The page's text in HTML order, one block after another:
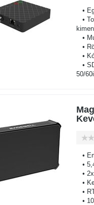
•
•
•
•
•
•
50/60i
•
•
• 2x
•
•
•